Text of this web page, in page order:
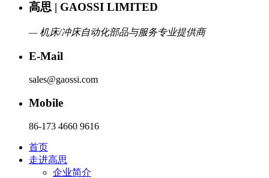
高思 | GAOSSI LIMITED
— 机床/冲床自动化部品与服务专业提供商
E-Mail
sales@gaossi.com
Mobile
86-173 4660 9616
首页
走进高思
企业简介